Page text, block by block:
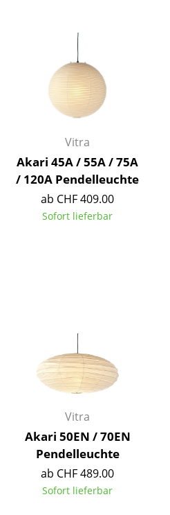
Nachttische & Bettzubehör
... alle Betten
Accessoires
Spiegel
Figuren & Miniaturen
Vasen
Teppiche
... alle Accessoires
Räume
Zuhause
Vitra
Akari 45A / 55A / 75A
/ 120A Pendelleuchte
ab CHF 409.00
Sofort lieferbar
Vitra
Akari 50EN / 70EN
Pendelleuchte
ab CHF 489.00
Sofort lieferbar